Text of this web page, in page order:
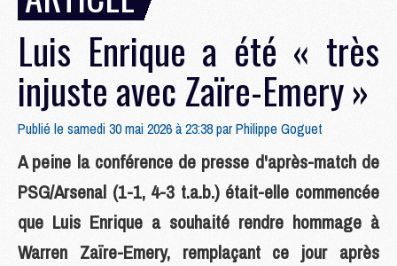
Luis Enrique a été « très
injuste avec Zaïre-Emery »
Publié le samedi 30 mai 2026 à 23:38 parPhilippe Goguet
A peine la conférence de presse d'après-match de
PSG/Arsenal (1-1, 4-3 t.a.b.) était-elle commencée
que Luis Enrique a souhaité rendre hommage à
Warren Zaïre-Emery, remplaçant ce jour après